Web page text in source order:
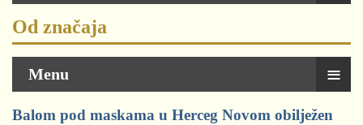
Od značaja
Menu ≡
Balom pod maskama u Herceg Novom obilježen